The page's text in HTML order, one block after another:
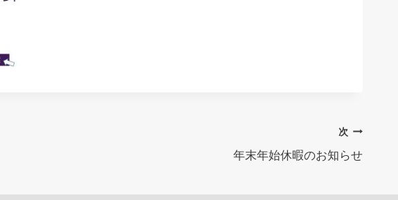
次
年末年始休暇のお知らせ